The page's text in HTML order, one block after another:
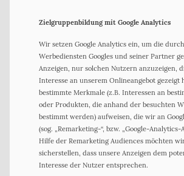
Zielgruppenbildung mit Google Analytics
Wir setzen Google Analytics ein, um die
Werbediensten Googles und seiner Partner
Anzeigen, nur solchen Nutzern anzuzeigen,
Interesse an unserem Onlineangebot gezeigt
bestimmte Merkmale (z.B. Interessen an
oder Produkten, die anhand der besuchten
bestimmt werden) aufweisen, die wir an
(sog. „Remarketing-“, bzw. „Google-Analytics-
Hilfe der Remarketing Audiences möchten
sicherstellen, dass unsere Anzeigen dem
Interesse der Nutzer entsprechen.